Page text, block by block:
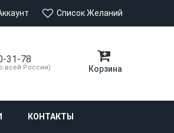
Список Желаний
Корзина
31-78
всей России)
КОНТАКТЫ